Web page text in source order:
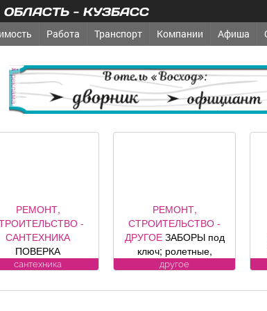
- КУЗБАСС
Работа Транспорт Компании Афиша
реклама
РЕМОНТ,
-
САНТЕХНИКА
ПОВЕРКА
на
регистрация.
сантехника
РЕМОНТ,
СТРОИТЕЛЬСТВО -
ДРУГОЕЗАБОРЫ под
ключ; ролетные,
секционные ворота (от
представителя
другое